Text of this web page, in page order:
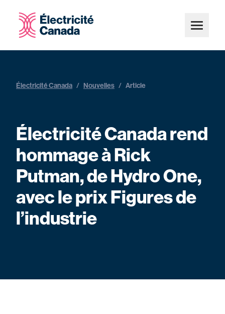
Électricité Canada / Nouvelles / Article
Électricité Canada rend
hommage à Rick
Putman, de Hydro One,
avec le prix Figures de
l’industrie